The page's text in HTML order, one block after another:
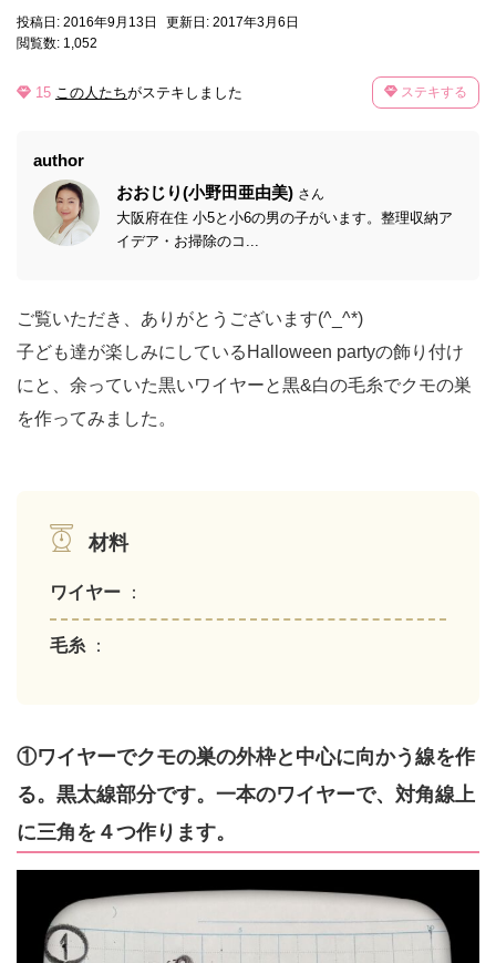
投稿日: 2016年9月13日
更新日: 2017年3月6日
閲覧数: 1,052
15 この人たちがステキしました ステキする
author
おおじり(小野田亜由美) さん
大阪府在住 小5と小6の男の子がいます。整理収納ア
イデア・お掃除のコ...
ご覧いただき、ありがとうございます(^_^*)
子ども達が楽しみにしているHalloween partyの飾り付け
にと、余っていた黒いワイヤーと黒&白の毛糸でクモの巣
を作ってみました。
材料
ワイヤー ：
毛糸 ：
①ワイヤーでクモの巣の外枠と中心に向かう線を作
る。黒太線部分です。一本のワイヤーで、対角線上
に三角を４つ作ります。